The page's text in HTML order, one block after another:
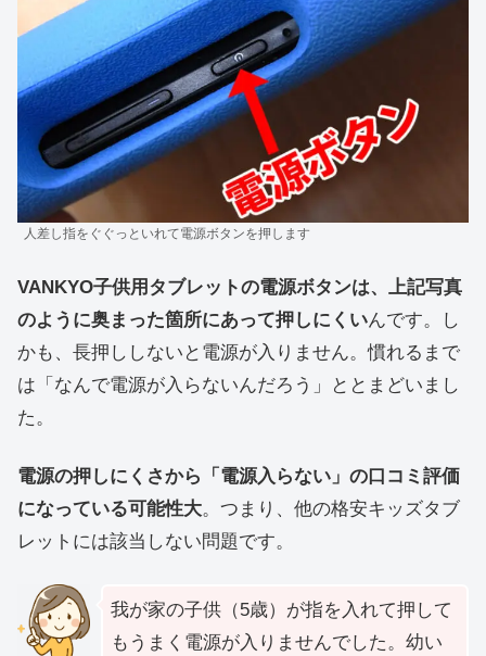
人差し指をぐぐっといれて電源ボタンを押します
VANKYO子供用タブレットの電源ボタンは、上記写真
のように奥まった箇所にあって押しにくいんです。し
かも、長押ししないと電源が入りません。慣れるまで
は「なんで電源が入らないんだろう」ととまどいまし
た。
電源の押しにくさから「電源入らない」の口コミ評価
になっている可能性大。つまり、他の格安キッズタブ
レットには該当しない問題です。
我が家の子供（5歳）が指を入れて押して
もうまく電源が入りませんでした。幼い